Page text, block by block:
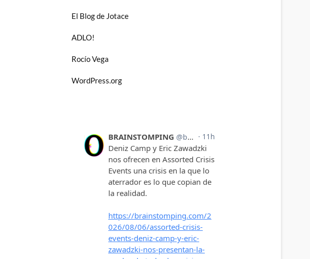
El Blog de Jotace
ADLO!
Rocío Vega
WordPress.org